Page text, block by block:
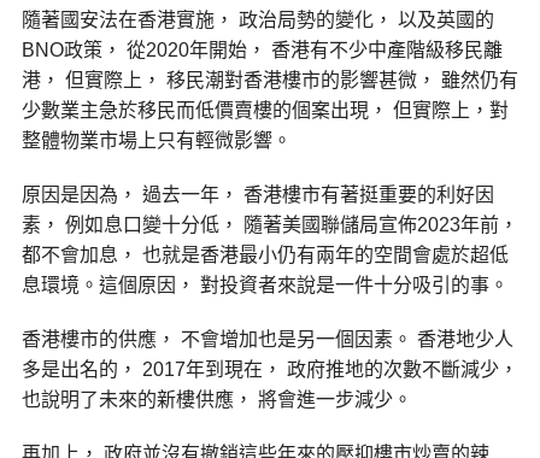
隨著國安法在香港實施， 政治局勢的變化， 以及英國的
BNO政策， 從2020年開始， 香港有不少中產階級移民離
港， 但實際上， 移民潮對香港樓市的影響甚微， 雖然仍有
少數業主急於移民而低價賣樓的個案出現， 但實際上，對
整體物業市場上只有輕微影響。
原因是因為， 過去一年， 香港樓市有著挺重要的利好因
素， 例如息口變十分低， 隨著美國聯儲局宣佈2023年前，
都不會加息， 也就是香港最小仍有兩年的空間會處於超低
息環境。這個原因， 對投資者來說是一件十分吸引的事。
香港樓市的供應， 不會增加也是另一個因素。 香港地少人
多是出名的， 2017年到現在， 政府推地的次數不斷減少，
也說明了未來的新樓供應， 將會進一步減少。
再加上， 政府並沒有撤銷這些年來的壓抑樓市炒賣的辣